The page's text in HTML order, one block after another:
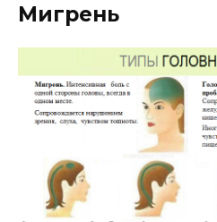
Мигрень